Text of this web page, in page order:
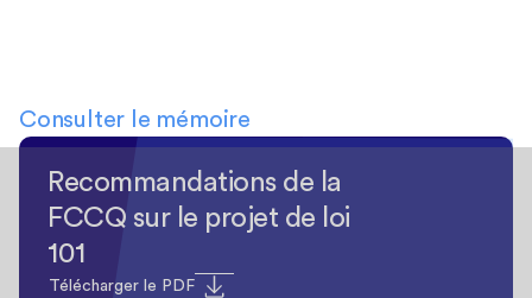
Consulter le mémoire
Recommandations de la
FCCQ sur le projet de loi
101
Télécharger le PDF